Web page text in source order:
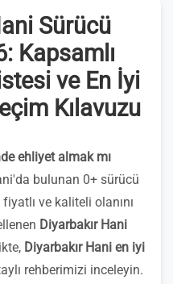
Sürücü
Kapsamlı
ve En İyi
Kılavuzu
ehliyet almak mı
bulunan 0+ sürücü
ve kaliteli olanını
Diyarbakır Hani
Diyarbakır Hani en iyi
rehberimizi inceleyin.